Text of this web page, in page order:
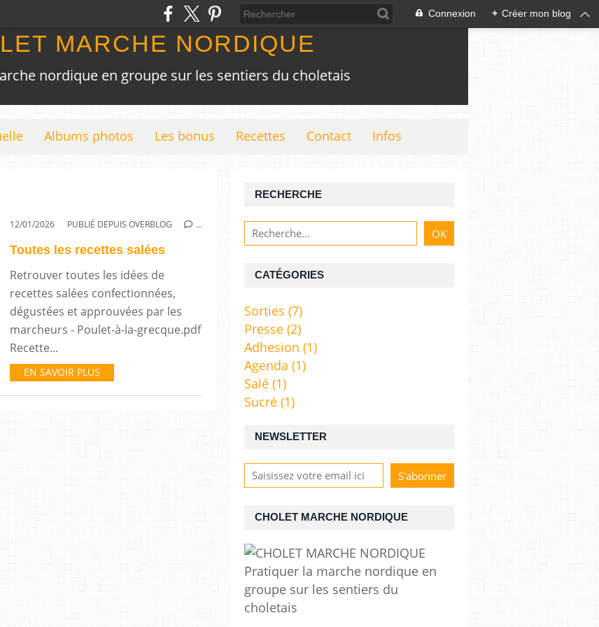
Connexion + Créer mon blog
MARCHE NORDIQUE
nordique en groupe sur les sentiers du choletais
Albums photos Les bonus Recettes Contact Infos
12/01/2026 PUBLIÉ DEPUIS OVERBLOG …
Toutes les recettes salées
Retrouver toutes les idées de
recettes salées confectionnées,
dégustées et approuvées par les
marcheurs - Poulet-à-la-grecque.pdf
Recette...
EN SAVOIR PLUS
NEWSLETTER
RECHERCHE
CHOLET MARCHE NORDIQUE
Pratiquer la marche nordique en
groupe sur les sentiers du
choletais
CATÉGORIES
Sorties (7)
Presse (2)
Adhesion (1)
Agenda (1)
Salé (1)
Sucré (1)